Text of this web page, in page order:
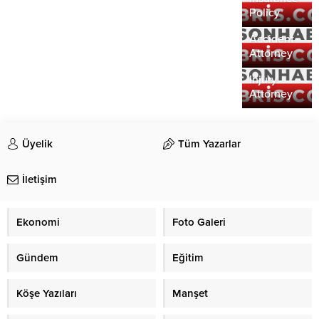
Policy
of Hiring a
Car
Accident
Attorney
the Role of
a Personal
Injury
Attorney
Üyelik Tüm Yazarlar
İletişim
Ekonomi Foto Galeri
Gündem Eğitim
Köşe Yazıları Manşet